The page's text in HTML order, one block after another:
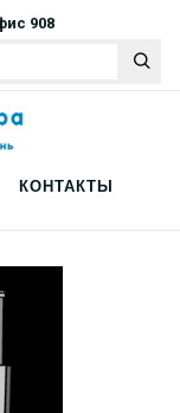
908
КОНТАКТЫ